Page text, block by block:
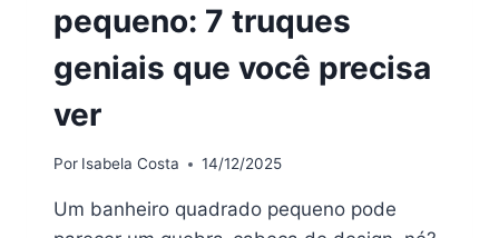
pequeno: 7 truques
geniais que você precisa
ver
Por Isabela Costa 14/12/2025
Um banheiro quadrado pequeno pode